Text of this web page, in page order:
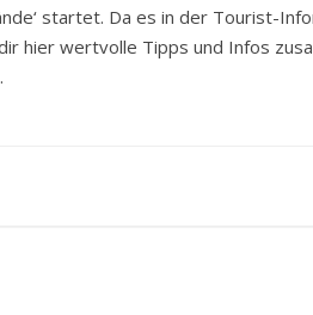
startet. Da es in der Tourist-
hier wertvolle Tipps und Infos